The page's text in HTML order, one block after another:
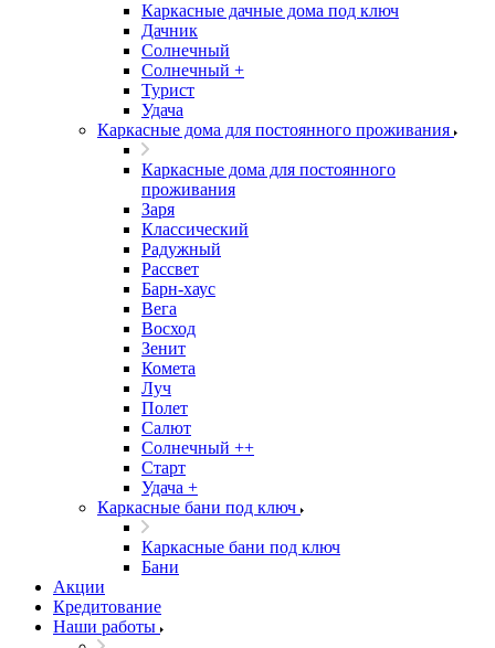
Каркасные дачные дома под ключ
Дачник
Солнечный
Солнечный +
Турист
Удача
Каркасные дома для постоянного проживания
Каркасные дома для постоянного
проживания
Заря
Классический
Радужный
Рассвет
Барн-хаус
Вега
Восход
Зенит
Комета
Луч
Полет
Салют
Солнечный ++
Старт
Удача +
Каркасные бани под ключ
Каркасные бани под ключ
Бани
Акции
Кредитование
Наши работы